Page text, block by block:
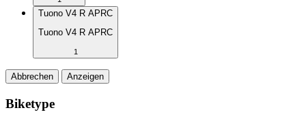
Tuono V4 R APRC
Tuono V4 R APRC
1
Abbrechen Anzeigen
Biketype